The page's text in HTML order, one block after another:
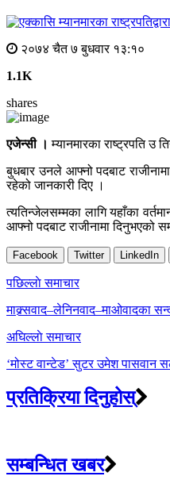
२०७४ चैत ७ बुधवार १३:१०
1.1K
shares
एजेन्सी । म्यानमारका राष्ट्रपति उ
बुधबार उनले आफ्नो पदबाट
रहेको जानकारी दिए ।
त्यतिन्जेलसम्मका लागि यहाँका
आफ्नो पदबाट राजीनामा दिनुभएको
Facebook Twitter LinkedIn
Post
navigation
पछिल्लाे समाचार
माक्र्सवाद–लेनिनवाद–माओवादका
अघिल्लाे समाचार
‘मोस्ट वान्टेड’ सुटर उमेश पासवान
प्रतिक्रिया दिनुहोस्
सम्बन्धित खबर